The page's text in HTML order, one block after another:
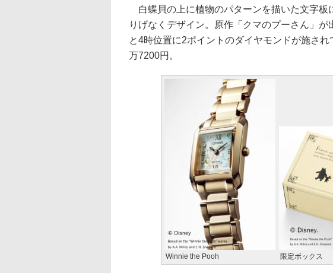
白蝶貝の上に植物のパターンを描いた文字板
りげなくデザイン。原作「クマのプーさん」
と4時位置に2ポイントのダイヤモンドが施さ
万7200円。
Winnie the Pooh 限定ボックス